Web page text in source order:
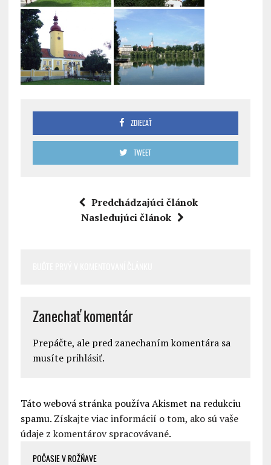
ZDIEĽAŤ
TWEET
Predchádzajúci článok
Nasledujúci článok
Zanechať komentár
Prepáčte, ale pred zanechaním komentára sa
musíte prihlásiť.
Táto webová stránka používa Akismet na redukciu
spamu. Získajte viac informácií o tom, ako sú vaše
údaje z komentárov spracovávané.
POČASIE V ROŽŇAVE